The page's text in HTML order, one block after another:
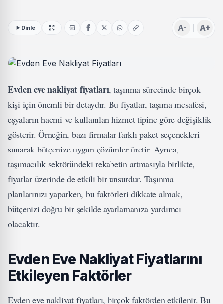
Dinle A- A+
Evden eve nakliyat fiyatları, taşınma sürecinde birçok
kişi için önemli bir detaydır. Bu fiyatlar, taşıma mesafesi,
eşyaların hacmi ve kullanılan hizmet tipine göre değişiklik
gösterir. Örneğin, bazı firmalar farklı paket seçenekleri
sunarak bütçenize uygun çözümler üretir. Ayrıca,
taşımacılık sektöründeki rekabetin artmasıyla birlikte,
fiyatlar üzerinde de etkili bir unsurdur. Taşınma
planlarınızı yaparken, bu faktörleri dikkate almak,
bütçenizi doğru bir şekilde ayarlamanıza yardımcı
olacaktır.
Evden Eve Nakliyat Fiyatlarını
Etkileyen Faktörler
Evden eve nakliyat fiyatları, birçok faktörden etkilenir. Bu